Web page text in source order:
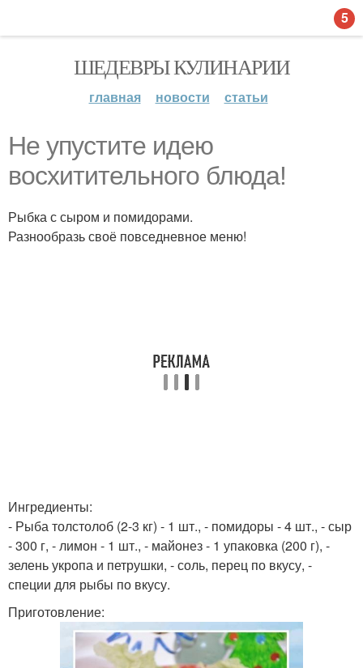
ШЕДЕВРЫ КУЛИНАРИИ
главная новости статьи
Не упустите идею
восхитительного блюда!
Рыбка с сыром и помидорами.
Разнообразь своё повседневное меню!
Ингредиенты:
- Рыба толстолоб (2-3 кг) - 1 шт., - помидоры - 4 шт., - сыр
- 300 г, - лимон - 1 шт., - майонез - 1 упаковка (200 г), -
зелень укропа и петрушки, - соль, перец по вкусу, -
специи для рыбы по вкусу.
Приготовление:
5